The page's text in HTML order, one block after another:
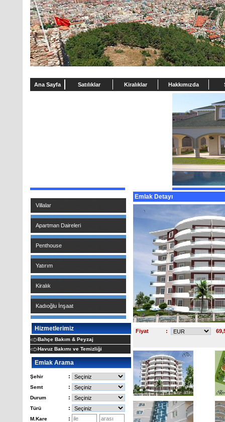
Ana Sayfa Satılıklar Kiralıklar Hakkımızda
Villalar
Apartman Daireleri
Penthouse
Yatırım
Kiralık
Kadıoğlu İnşaat
Hizmetlerimiz
Bahçe Bakım & Peyzaj
Havuz Bakımı ve Temizliği
Emlak Arama
Şehir :
Semt :
Durum :
Türü :
M.Kare :
Emlak Detayı
Fiyat :